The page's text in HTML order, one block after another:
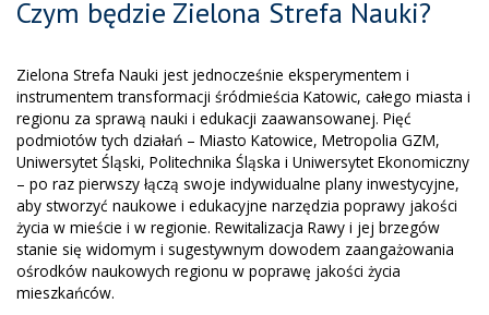
Czym będzie Zielona Strefa Nauki?
Zielona Strefa Nauki jest jednocześnie eksperymentem i
instrumentem transformacji śródmieścia Katowic, całego miasta i
regionu za sprawą nauki i edukacji zaawansowanej. Pięć
podmiotów tych działań – Miasto Katowice, Metropolia GZM,
Uniwersytet Śląski, Politechnika Śląska i Uniwersytet Ekonomiczny
– po raz pierwszy łączą swoje indywidualne plany inwestycyjne,
aby stworzyć naukowe i edukacyjne narzędzia poprawy jakości
życia w mieście i w regionie. Rewitalizacja Rawy i jej brzegów
stanie się widomym i sugestywnym dowodem zaangażowania
ośrodków naukowych regionu w poprawę jakości życia
mieszkańców.